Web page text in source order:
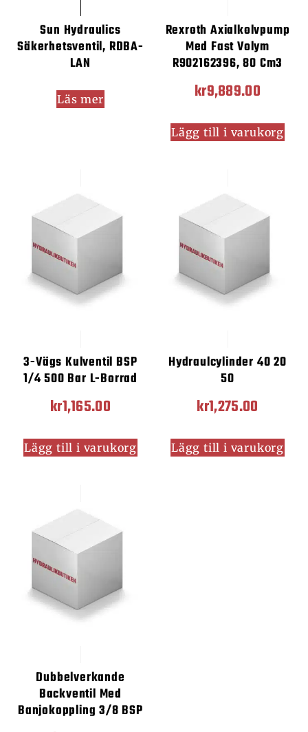
Sun Hydraulics
Säkerhetsventil, RDBA-
LAN
Läs mer
Rexroth Axialkolvpump
Med Fast Volym
R902162396, 80 Cm3
kr9,889.00
Lägg till i varukorg
3-Vägs Kulventil BSP
1/4 500 Bar L-Borrad
kr1,165.00
Lägg till i varukorg
Hydraulcylinder 40 20
50
kr1,275.00
Lägg till i varukorg
Dubbelverkande
Backventil Med
Banjokoppling 3/8 BSP